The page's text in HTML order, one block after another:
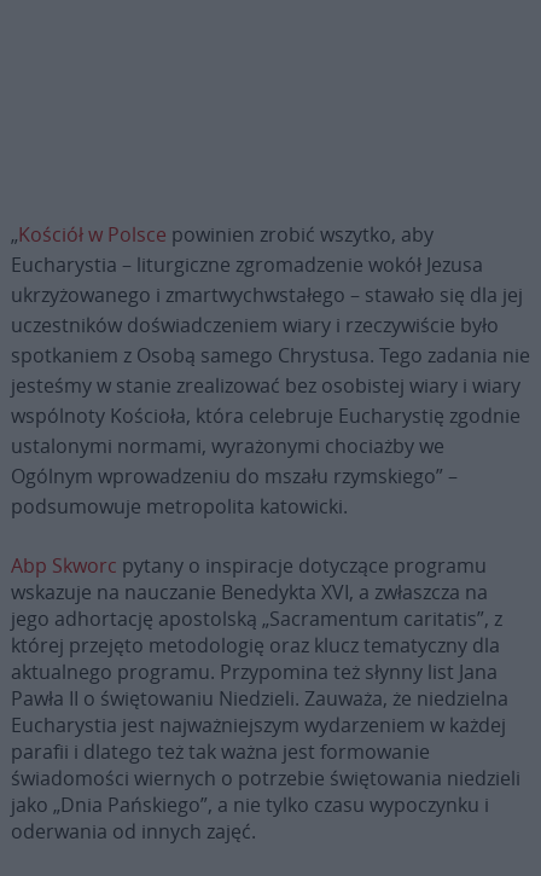
„Kościół w Polsce powinien zrobić wszytko, aby
Eucharystia – liturgiczne zgromadzenie wokół Jezusa
ukrzyżowanego i zmartwychwstałego – stawało się dla jej
uczestników doświadczeniem wiary i rzeczywiście było
spotkaniem z Osobą samego Chrystusa. Tego zadania nie
jesteśmy w stanie zrealizować bez osobistej wiary i wiary
wspólnoty Kościoła, która celebruje Eucharystię zgodnie
ustalonymi normami, wyrażonymi chociażby we
Ogólnym wprowadzeniu do mszału rzymskiego” –
podsumowuje metropolita katowicki.
Abp Skworc pytany o inspiracje dotyczące programu
wskazuje na nauczanie Benedykta XVI, a zwłaszcza na
jego adhortację apostolską „Sacramentum caritatis”, z
której przejęto metodologię oraz klucz tematyczny dla
aktualnego programu. Przypomina też słynny list Jana
Pawła II o świętowaniu Niedzieli. Zauważa, że niedzielna
Eucharystia jest najważniejszym wydarzeniem w każdej
parafii i dlatego też tak ważna jest formowanie
świadomości wiernych o potrzebie świętowania niedzieli
jako „Dnia Pańskiego”, a nie tylko czasu wypoczynku i
oderwania od innych zajęć.